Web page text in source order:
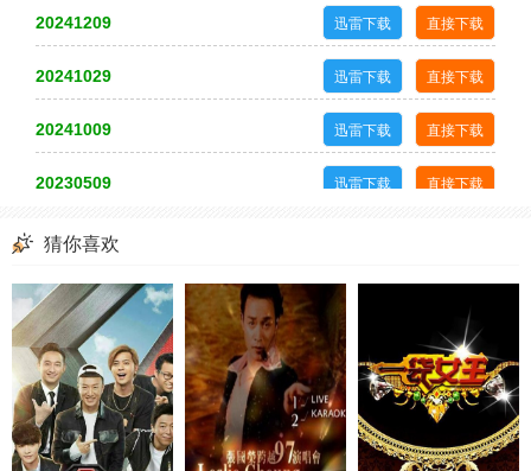
第20221031集 第20221102集 第20221103集
第20221107集 第2022110集 第20221114集
第20221115集 第20221121集 第20221123集
第20221129集 第20221130集
第20221208集
第20221215集 第20221219集 第20221220集
第20221222集 第20221226集 第20221227集 第20221228集
第20221229集 第20230102集 第20230103集 第20230104集
第20230105集 第20230109集 第20230110集 第20230111集
20241209 迅雷下载 直接下载
20241029 迅雷下载 直接下载
20241009 迅雷下载 直接下载
20230509 迅雷下载 直接下载
20240919
20240829
20240819 迅雷下载 直接下载
20240729 迅雷下载 直接下载
20240709 迅雷下载 直接下载
猜你喜欢